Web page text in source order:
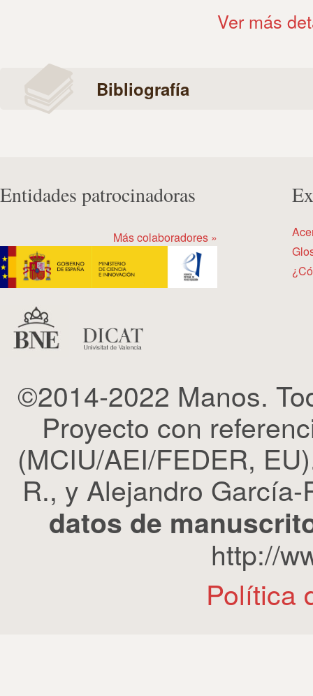
Ver más
Bibliografía
Entidades patrocinadoras
Más colaboradores »
©2014-2022 Manos.
Proyecto con
(MCIU/AEI/FEDER,
R., y Alejandro
datos de
http://
Política